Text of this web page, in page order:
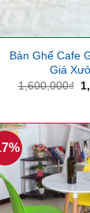
Bàn Ghế Cafe
Giá
1,600,000₫